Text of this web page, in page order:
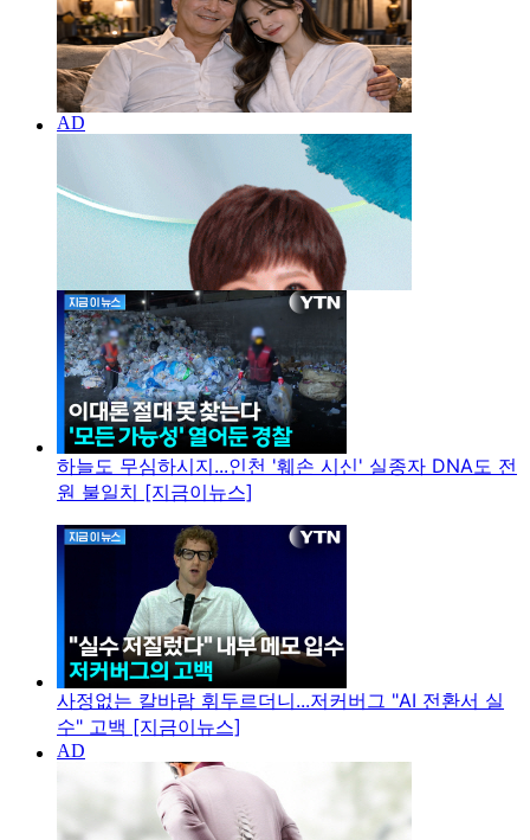
하늘도 무심하시지...인천 '훼손 시신' 실종자 DNA도 전
원 불일치 [지금이뉴스]
사정없는 칼바람 휘두르더니...저커버그 "AI 전환서 실
수" 고백 [지금이뉴스]